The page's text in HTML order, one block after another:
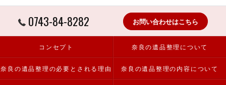
0743-84-8282 お問い合わせはこちら
コンセプト 奈良の遺品整理について
奈良の遺品整理の必要とされる理由 奈良の遺品整理の内容について